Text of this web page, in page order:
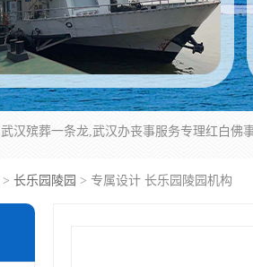
> 长乐园陵园 > 专属设计 长乐园陵园机构